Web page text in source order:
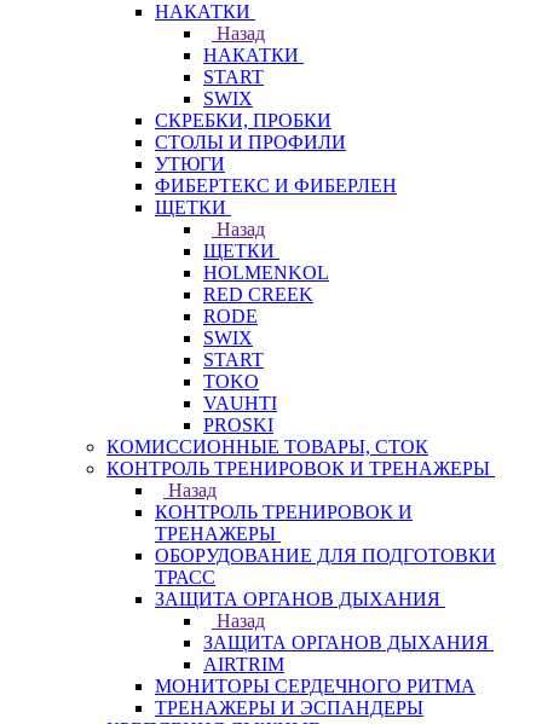
НАКАТКИ
Назад
НАКАТКИ
START
SWIX
СКРЕБКИ, ПРОБКИ
СТОЛЫ И ПРОФИЛИ
УТЮГИ
ФИБЕРТЕКС И ФИБЕРЛЕН
ЩЕТКИ
Назад
ЩЕТКИ
HOLMENKOL
RED CREEK
RODE
SWIX
START
TOKO
VAUHTI
PROSKI
КОМИССИОННЫЕ ТОВАРЫ, СТОК
КОНТРОЛЬ ТРЕНИРОВОК И ТРЕНАЖЕРЫ
Назад
КОНТРОЛЬ ТРЕНИРОВОК И
ТРЕНАЖЕРЫ
ОБОРУДОВАНИЕ ДЛЯ ПОДГОТОВКИ
ТРАСС
ЗАЩИТА ОРГАНОВ ДЫХАНИЯ
Назад
ЗАЩИТА ОРГАНОВ ДЫХАНИЯ
AIRTRIM
МОНИТОРЫ СЕРДЕЧНОГО РИТМА
ТРЕНАЖЕРЫ И ЭСПАНДЕРЫ